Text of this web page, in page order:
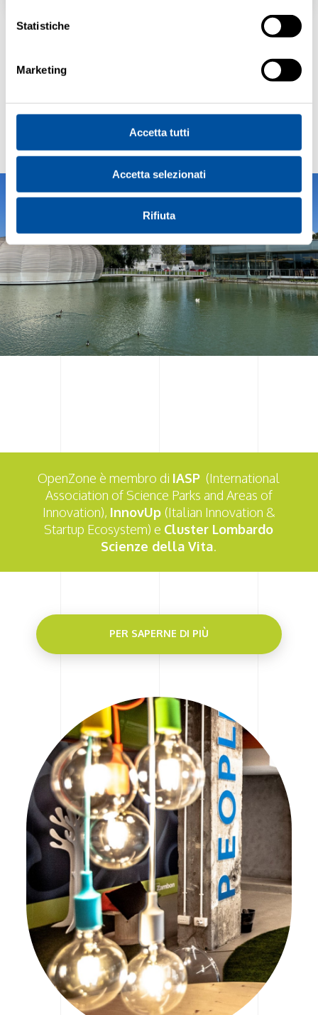
Statistiche
Marketing
Accetta tutti
Accetta selezionati
Rifiuta
TABLOID OPENZONE
OpenZone è membro di IASP (International
Association of Science Parks and Areas of
Innovation), InnovUp (Italian Innovation &
Startup Ecosystem) e Cluster Lombardo
Scienze della Vita.
PER SAPERNE DI PIÙ